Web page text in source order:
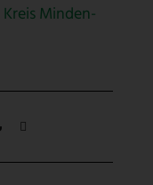
Kreis Minden-